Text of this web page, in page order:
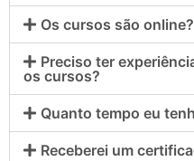
Os cursos são online?
Preciso ter
os cursos?
Quanto tempo eu
Receberei um